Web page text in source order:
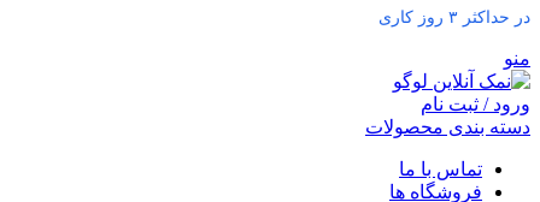
در حداکثر ۳ روز کاری
منو
ورود / ثبت نام
دسته بندی محصولات
تماس با ما
فروشگاه ها